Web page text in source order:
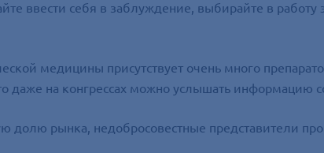
ввести себя в заблуждение, выбирайте в
медицины присутствует очень много
даже на конгрессах можно услышать информацию
долю рынка, недобросовестные представители